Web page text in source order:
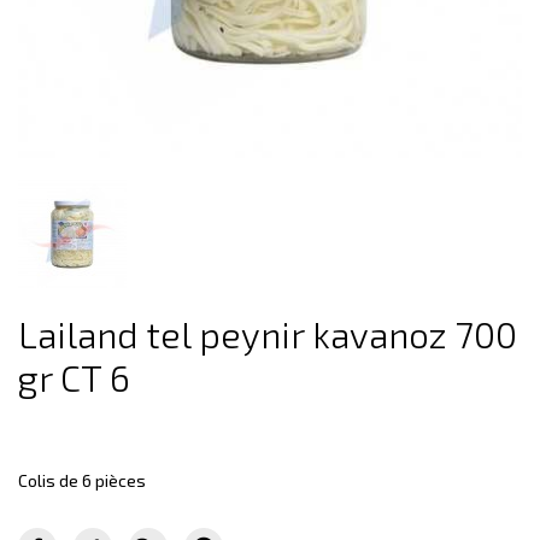
Lailand tel peynir kavanoz 700
gr CT 6
Colis de 6 pièces